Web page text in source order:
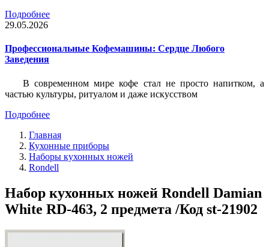
Подробнее
29.05.2026
Профессиональные Кофемашины: Сердце Любого
Заведения
В современном мире кофе стал не просто напитком, а
частью культуры, ритуалом и даже искусством
Подробнее
Главная
Кухонные приборы
Наборы кухонных ножей
Rondell
Набор кухонных ножей Rondell Damian
White RD-463, 2 предмета /Код st-21902